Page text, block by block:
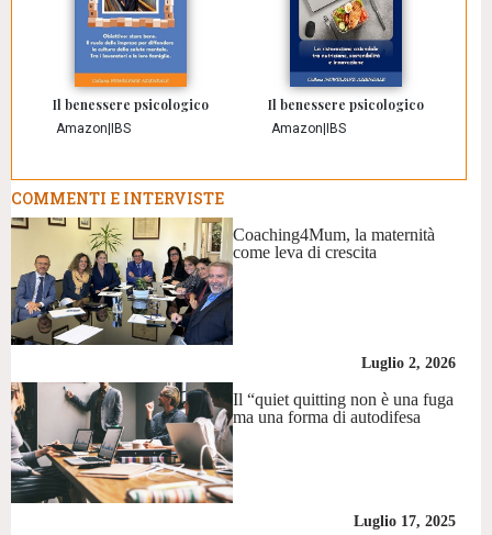
Il benessere psicologico
Amazon IBS
Il benessere psicologico
Amazon IBS
COMMENTI E INTERVISTE
Coaching4Mum, la maternità
come leva di crescita
Luglio 2, 2026
Il “quiet quitting non è una fuga
ma una forma di autodifesa
Luglio 17, 2025